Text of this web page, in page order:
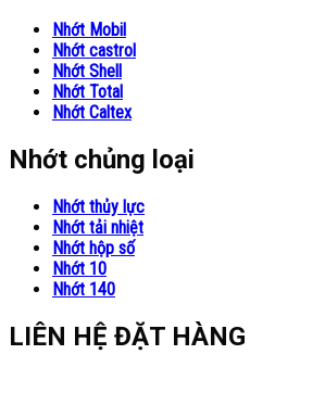
Nhớt Mobil
Nhớt castrol
Nhớt Shell
Nhớt Total
Nhớt Caltex
Nhớt chủng loại
Nhớt thủy lực
Nhớt tải nhiệt
Nhớt hộp số
Nhớt 10
Nhớt 140
LIÊN HỆ ĐẶT HÀNG